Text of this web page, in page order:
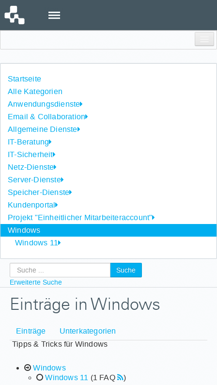
Startseite
Alle Kategorien
Anwendungsdienste
Email & Collaboration
Allgemeine Dienste
IT-Beratung
IT-Sicherheit
Netz-Dienste
Server-Dienste
Speicher-Dienste
Kundenportal
Projekt "Einheitlicher Mitarbeiteraccount"
Windows
Windows 11
Suche
Erweiterte Suche
Einträge in Windows
Einträge
Unterkategorien
Tipps & Tricks für Windows
Windows
Windows 11 (1 FAQ )